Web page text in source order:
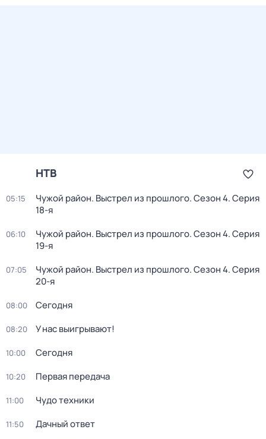
НТВ
05:15 Чужой район. Выстрел из прошлого. Сезон 4. Серия
18-я
06:10 Чужой район. Выстрел из прошлого. Сезон 4. Серия
19-я
07:05 Чужой район. Выстрел из прошлого. Сезон 4. Серия
20-я
08:00 Сегодня
08:20 У нас выигрывают!
10:00 Сегодня
10:20 Первая передача
11:00 Чудо техники
11:50 Дачный ответ